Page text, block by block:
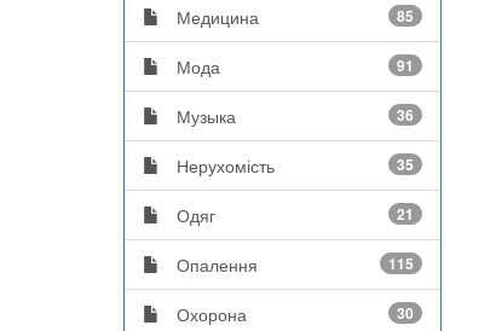
Медицина 85
Мода 91
Музыка 36
Нерухомість 35
Одяг 21
Опалення 115
Охорона 30